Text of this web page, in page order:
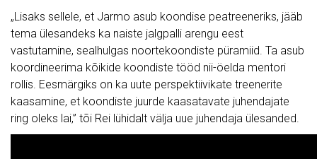
„Lisaks sellele, et Jarmo asub koondise peatreeneriks, jääb
tema ülesandeks ka naiste jalgpalli arengu eest
vastutamine, sealhulgas noortekoondiste püramiid. Ta asub
koordineerima kõikide koondiste tööd nii-öelda mentori
rollis. Eesmärgiks on ka uute perspektiivikate treenerite
kaasamine, et koondiste juurde kaasatavate juhendajate
ring oleks lai,” tõi Rei lühidalt välja uue juhendaja ülesanded.